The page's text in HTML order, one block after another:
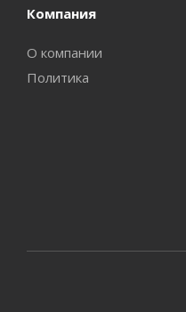
Компания
О компании
Политика